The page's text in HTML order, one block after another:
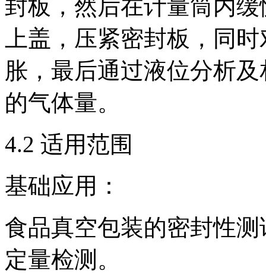
封板，然后在计量筒内
上盖，压紧密封板，同
胀，最后通过液位分析
的气体量。
4.2 适用范围
基础应用：
食品真空包装的密封性
定量检测。